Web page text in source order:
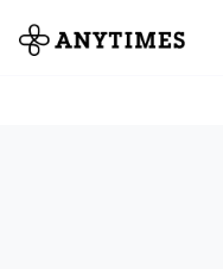
全て